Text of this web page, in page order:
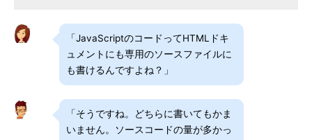
「JavaScriptのコードってHTMLドキ
ュメントにも専用のソースファイルに
も書けるんですよね？」
「そうですね。どちらに書いてもかま
いません。ソースコードの量が多かっ